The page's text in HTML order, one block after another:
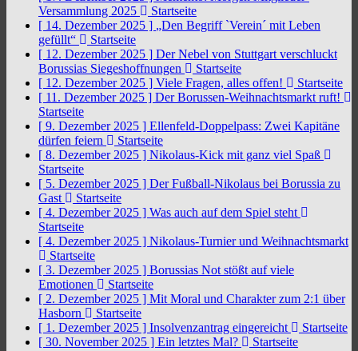
Versammlung 2025
Startseite
[ 14. Dezember 2025 ] „Den Begriff `Verein´ mit Leben
gefüllt“
Startseite
[ 12. Dezember 2025 ] Der Nebel von Stuttgart verschluckt
Borussias Siegeshoffnungen
Startseite
[ 12. Dezember 2025 ] Viele Fragen, alles offen!
Startseite
[ 11. Dezember 2025 ] Der Borussen-Weihnachtsmarkt ruft!
Startseite
[ 9. Dezember 2025 ] Ellenfeld-Doppelpass: Zwei Kapitäne
dürfen feiern
Startseite
[ 8. Dezember 2025 ] Nikolaus-Kick mit ganz viel Spaß
Startseite
[ 5. Dezember 2025 ] Der Fußball-Nikolaus bei Borussia zu
Gast
Startseite
[ 4. Dezember 2025 ] Was auch auf dem Spiel steht
Startseite
[ 4. Dezember 2025 ] Nikolaus-Turnier und Weihnachtsmarkt
Startseite
[ 3. Dezember 2025 ] Borussias Not stößt auf viele
Emotionen
Startseite
[ 2. Dezember 2025 ] Mit Moral und Charakter zum 2:1 über
Hasborn
Startseite
[ 1. Dezember 2025 ] Insolvenzantrag eingereicht
Startseite
[ 30. November 2025 ] Ein letztes Mal?
Startseite